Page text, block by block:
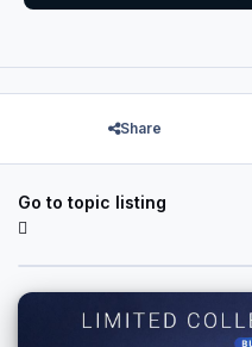
Share
Go to topic listing